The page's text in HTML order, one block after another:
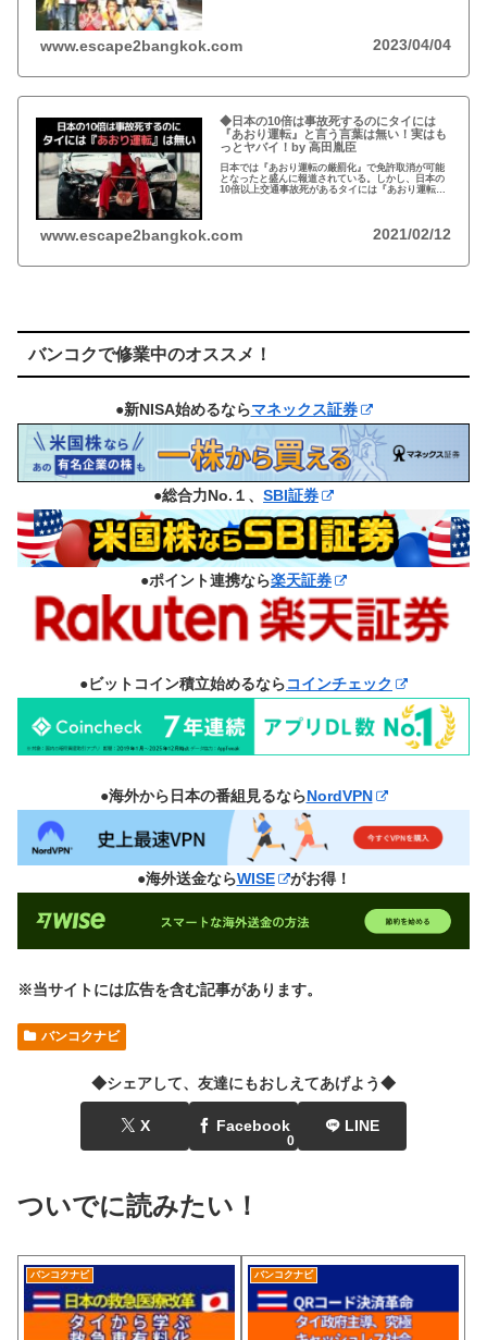
www.escape2bangkok.com 2023/04/04
◆日本の10倍は事故死するのにタイには
『あおり運転』と言う言葉は無い！実はも
っとヤバイ！by 高田胤臣
日本では『あおり運転の厳罰化』で免許取消が可能
となったと盛んに報道されている。しかし、日本の
10倍以上交通事故死があるタイには『あおり運転』
www.escape2bangkok.com 2021/02/12
バンコクで修業中のオススメ！
●新NISA始めるならマネックス証券
●総合力No.１、 SBI証券
●ポイント連携なら楽天証券
●ビットコイン積立始めるならコインチェック
●海外から日本の番組見るならNordVPN
●海外送金ならWISE がお得！
※当サイトには広告を含む記事があります。
バンコクナビ
◆シェアして、友達にもおしえてあげよう◆
X Facebook
0
LINE
ついでに読みたい！
バンコクナビ バンコクナビ